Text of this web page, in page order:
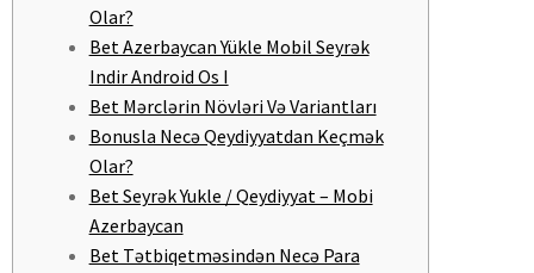
Olar?
Bet Azerbaycan Yükle Mobil Seyrək
Indir Android Os I
Bet Mərclərin Növləri Və Variantları
Bonusla Necə Qeydiyyatdan Keçmək
Olar?
Bet Seyrək Yukle / Qeydiyyat – Mobi
Azerbaycan
Bet Tətbiqetməsindən Necə Para